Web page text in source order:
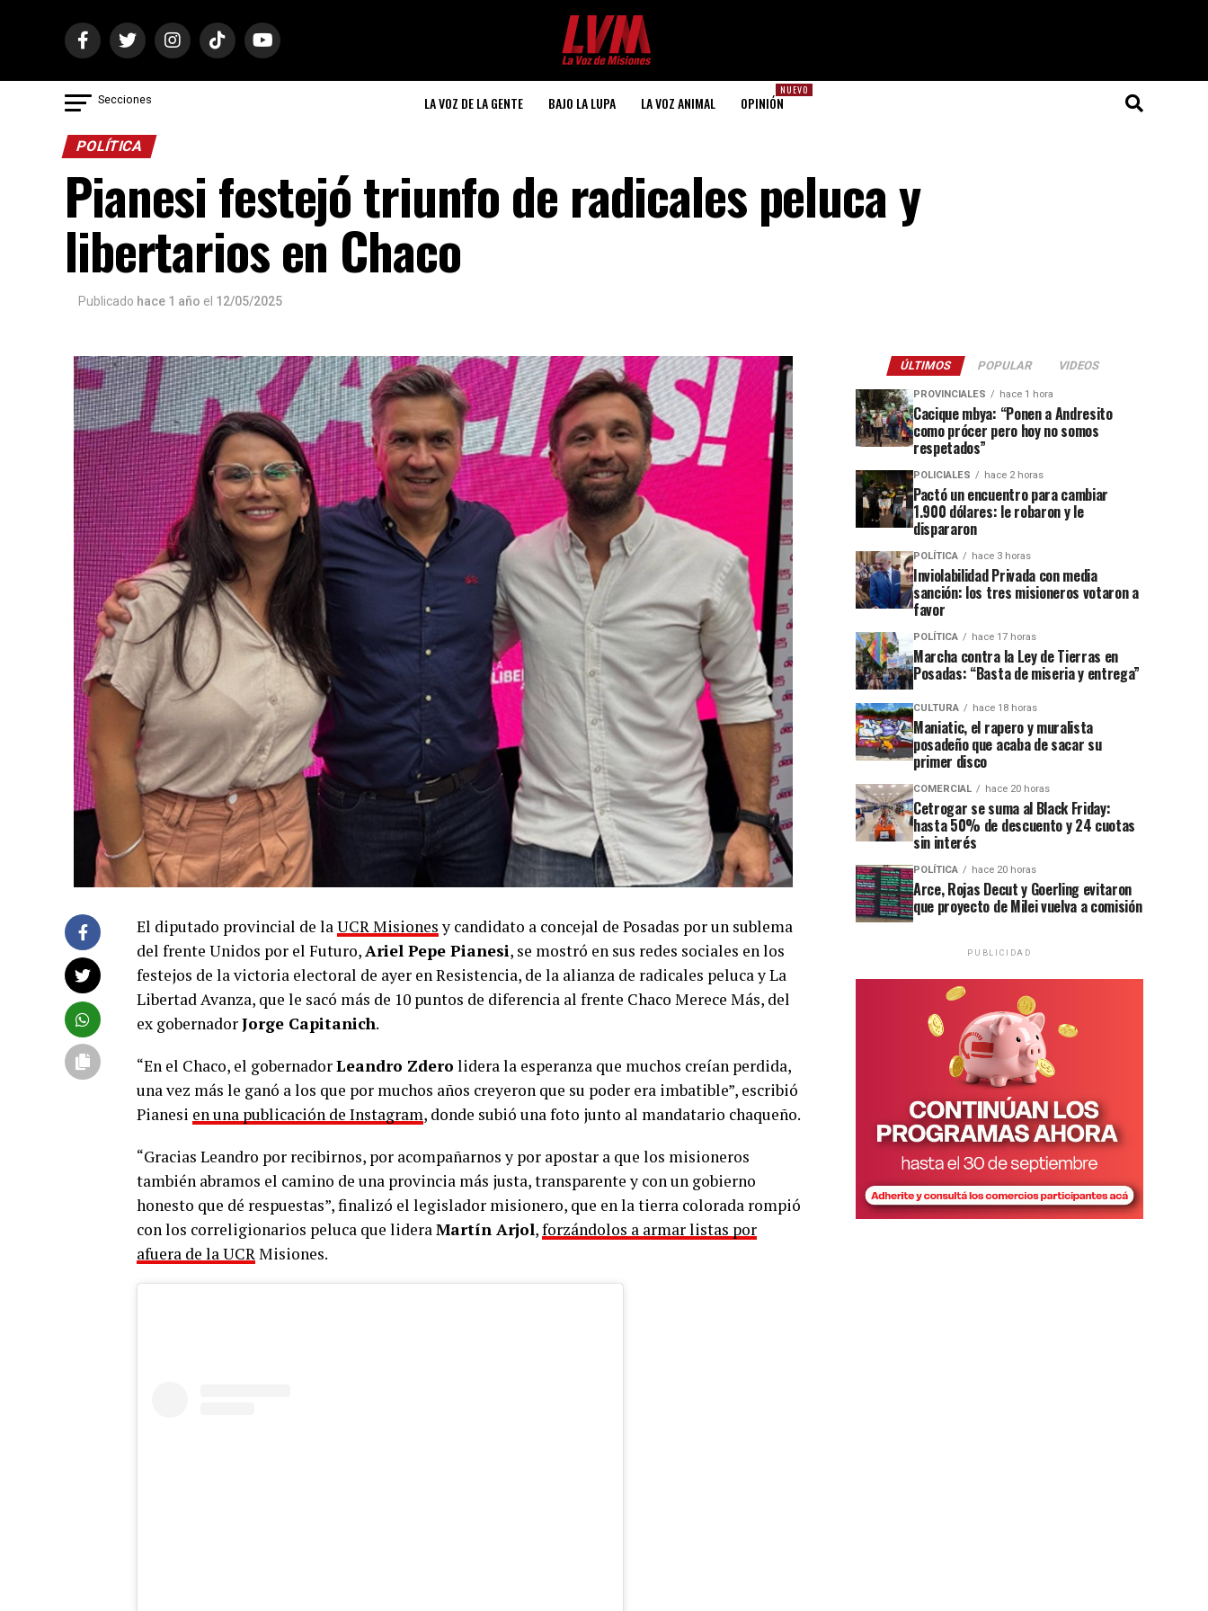
Secciones LA VOZ DE LA GENTE BAJO LA LUPA LA VOZ ANIMAL
NUEVO
OPINIÓN
POLÍTICA
Pianesi festejó triunfo de radicales peluca y
libertarios en Chaco
Publicado hace 1 año el 12/05/2025
El diputado provincial de laUCR Misionesy candidato a concejal de Posadas por un sublema
del frente Unidos por el Futuro,Ariel Pepe Pianesi, se mostró en sus redes sociales en los
festejos de la victoria electoral de ayer en Resistencia, de la alianza de radicales peluca y La
Libertad Avanza, que le sacó más de 10 puntos de diferencia al frente Chaco Merece Más, del
ex gobernadorJorge Capitanich.
“En el Chaco, el gobernadorLeandro Zdero lidera la esperanza que muchos creían perdida,
una vez más le ganó a los que por muchos años creyeron que su poder era imbatible”, escribió
Pianesi en una publicación de Instagram, donde subió una foto junto al mandatario chaqueño.
“Gracias Leandro por recibirnos, por acompañarnos y por apostar a que los misioneros
también abramos el camino de una provincia más justa, transparente y con un gobierno
honesto que dé respuestas”, finalizó el legislador misionero, que en la tierra colorada rompió
con los correligionarios peluca que lideraMartín Arjol,forzándolos a armar listas por
afuera de la UCRMisiones.
ÚLTIMOS POPULAR VIDEOS
PROVINCIALES hace 1 hora
Cacique mbya: “Ponen a Andresito
como prócer pero hoy no somos
respetados”
POLICIALES hace 2 horas
Pactó un encuentro para cambiar
1.900 dólares: le robaron y le
dispararon
POLÍTICA hace 3 horas
Inviolabilidad Privada con media
sanción: los tres misioneros votaron a
favor
POLÍTICA hace 17 horas
Marcha contra la Ley de Tierras en
Posadas: “Basta de miseria y entrega”
CULTURA hace 18 horas
Maniatic, el rapero y muralista
posadeño que acaba de sacar su
primer disco
COMERCIAL hace 20 horas
Cetrogar se suma al Black Friday:
hasta 50% de descuento y 24 cuotas
sin interés
POLÍTICA hace 20 horas
Arce, Rojas Decut y Goerling evitaron
que proyecto de Milei vuelva a comisión
PUBLICIDAD